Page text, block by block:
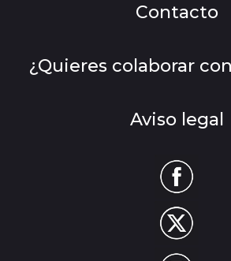
Contacto
¿Quieres colaborar
Aviso legal